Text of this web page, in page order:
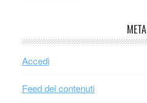
META
Accedi
Feed dei contenuti